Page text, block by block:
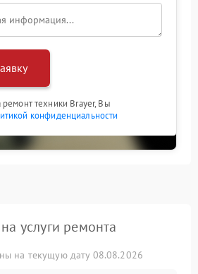
ремонт техники Brayer, Вы
конфиденциальности
услуги ремонта
на текущую дату 08.08.2026